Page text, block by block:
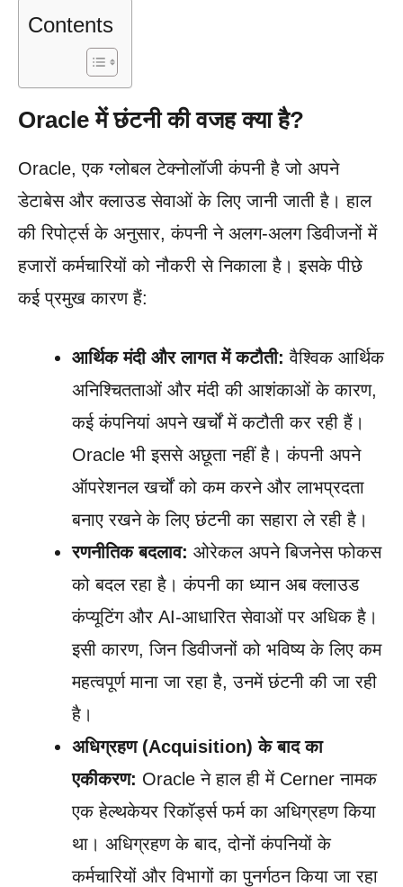
Contents
Oracle में छंटनी की वजह क्या है?
Oracle, एक ग्लोबल टेक्नोलॉजी कंपनी है जो अपने
डेटाबेस और क्लाउड सेवाओं के लिए जानी जाती है। हाल
की रिपोर्ट्स के अनुसार, कंपनी ने अलग-अलग डिवीजनों में
हजारों कर्मचारियों को नौकरी से निकाला है। इसके पीछे
कई प्रमुख कारण हैं:
आर्थिक मंदी और लागत में कटौती: वैश्विक आर्थिक
अनिश्चितताओं और मंदी की आशंकाओं के कारण,
कई कंपनियां अपने खर्चों में कटौती कर रही हैं।
Oracle भी इससे अछूता नहीं है। कंपनी अपने
ऑपरेशनल खर्चों को कम करने और लाभप्रदता
बनाए रखने के लिए छंटनी का सहारा ले रही है।
रणनीतिक बदलाव: ओरेकल अपने बिजनेस फोकस
को बदल रहा है। कंपनी का ध्यान अब क्लाउड
कंप्यूटिंग और AI-आधारित सेवाओं पर अधिक है।
इसी कारण, जिन डिवीजनों को भविष्य के लिए कम
महत्वपूर्ण माना जा रहा है, उनमें छंटनी की जा रही
है।
अधिग्रहण (Acquisition) के बाद का
एकीकरण: Oracle ने हाल ही में Cerner नामक
एक हेल्थकेयर रिकॉर्ड्स फर्म का अधिग्रहण किया
था। अधिग्रहण के बाद, दोनों कंपनियों के
कर्मचारियों और विभागों का पुनर्गठन किया जा रहा